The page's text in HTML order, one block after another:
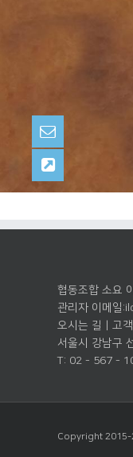
협동조합 소요
관리자 이메일:
오시는 길
고
서울시 강남구
T: 02 - 567 -
Copyright 2015-